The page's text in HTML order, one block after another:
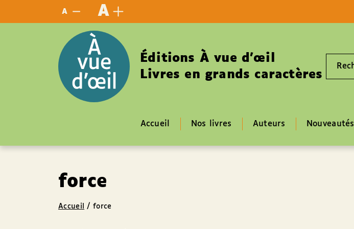
A A
Éditions À vue d’œil
Livres en grands caractères livre,
Accueil Nos livres Auteurs Nouveautés
force
Accueil /force
Panneau de gestion des cookies